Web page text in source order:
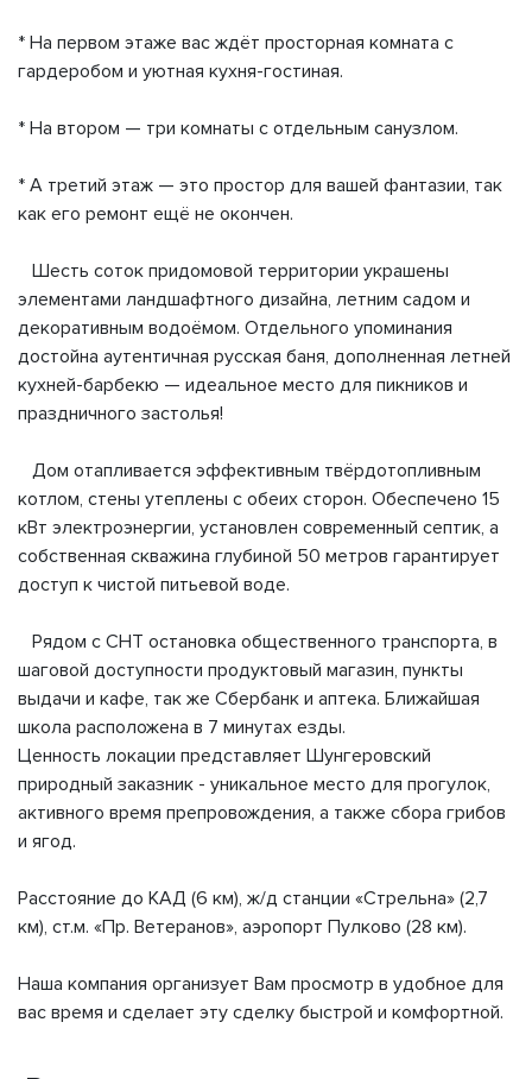
* На первом этаже вас ждёт просторная комната с
гардеробом и уютная кухня-гостиная.
* На втором — три комнаты с отдельным санузлом.
* А третий этаж — это простор для вашей фантазии, так
как его ремонт ещё не окончен.
Шесть соток придомовой территории украшены
элементами ландшафтного дизайна, летним садом и
декоративным водоёмом. Отдельного упоминания
достойна аутентичная русская баня, дополненная летней
кухней-барбекю — идеальное место для пикников и
праздничного застолья!
Дом отапливается эффективным твёрдотопливным
котлом, стены утеплены с обеих сторон. Обеспечено 15
кВт электроэнергии, установлен современный септик, а
собственная скважина глубиной 50 метров гарантирует
доступ к чистой питьевой воде.
Рядом с СНТ остановка общественного транспорта, в
шаговой доступности продуктовый магазин, пункты
выдачи и кафе, так же Сбербанк и аптека. Ближайшая
школа расположена в 7 минутах езды.
Ценность локации представляет Шунгеровский
природный заказник - уникальное место для прогулок,
активного время препровождения, а также сбора грибов
и ягод.
Расстояние до КАД (6 км), ж/д станции «Стрельна» (2,7
км), ст.м. «Пр. Ветеранов», аэропорт Пулково (28 км).
Наша компания организует Вам просмотр в удобное для
вас время и сделает эту сделку быстрой и комфортной.